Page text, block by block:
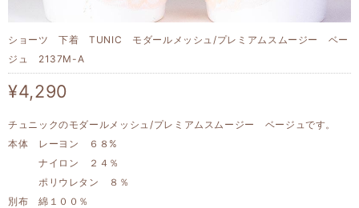
ショーツ 下着 TUNIC モダールメッシュ/プレミアムスムージー ベー
ジュ 2137M-A
¥4,290
チュニックのモダールメッシュ/プレミアムスムージー ベージュです。
本体 レーヨン ６８%
ナイロン ２４％
ポリウレタン ８％
別布 綿１００％